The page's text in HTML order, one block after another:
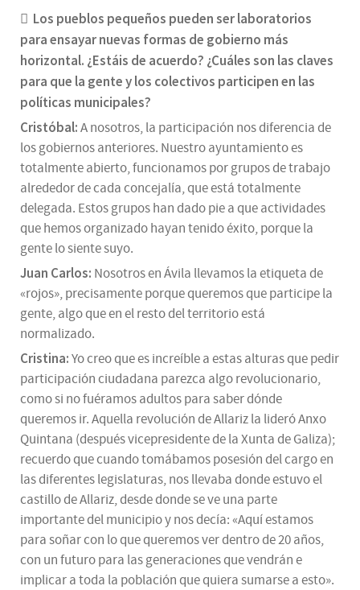
Los pueblos pequeños pueden ser laboratorios
para ensayar nuevas formas de gobierno más
horizontal. ¿Estáis de acuerdo? ¿Cuáles son las claves
para que la gente y los colectivos participen en las
políticas municipales?
Cristóbal:A nosotros, la participación nos diferencia de
los gobiernos anteriores. Nuestro ayuntamiento es
totalmente abierto, funcionamos por grupos de trabajo
alrededor de cada concejalía, que está totalmente
delegada. Estos grupos han dado pie a que actividades
que hemos organizado hayan tenido éxito, porque la
gente lo siente suyo.
Juan Carlos: Nosotros en Ávila llevamos la etiqueta de
«rojos», precisamente porque queremos que participe la
gente, algo que en el resto del territorio está
normalizado.
Cristina:Yo creo que es increíble a estas alturas que pedir
participación ciudadana parezca algo revolucionario,
como si no fuéramos adultos para saber dónde
queremos ir. Aquella revolución de Allariz la lideró Anxo
Quintana (después vicepresidente de la Xunta de Galiza);
recuerdo que cuando tomábamos posesión del cargo en
las diferentes legislaturas, nos llevaba donde estuvo el
castillo de Allariz, desde donde se ve una parte
importante del municipio y nos decía: «Aquí estamos
para soñar con lo que queremos ver dentro de 20 años,
con un futuro para las generaciones que vendrán e
implicar a toda la población que quiera sumarse a esto».